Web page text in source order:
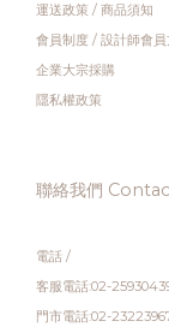
運送政策 / 商品須知
會員制度 / 設計師會員
企業大宗採購
隱私權政策
聯絡我們
電話 /
客服電話:02-
門市電話:02-